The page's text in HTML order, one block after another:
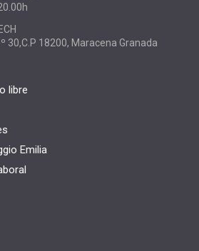
30,C.P 18200, Maracena Granada
libre
Emilia